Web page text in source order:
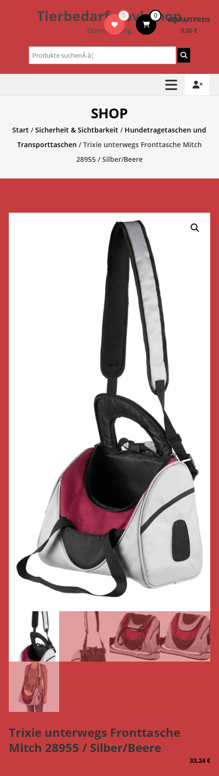
Tierbedarf – bvl-Shop
Dominik Lang
0 0 GESAMTPREIS
0,00 €
Suchen
nach:
SHOP
Start /Sicherheit & Sichtbarkeit / Hundetragetaschen und
Transporttaschen / Trixie unterwegs Fronttasche Mitch
28955 / Silber/Beere
Trixie unterwegs Fronttasche
Mitch 28955 / Silber/Beere
33,24€